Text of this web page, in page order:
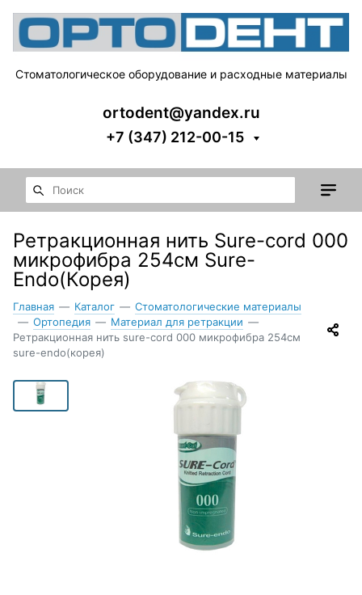
Стоматологическое оборудование и расходные материалы
ortodent@yandex.ru
+7 (347) 212-00-15
Ретракционная нить Sure-cord 000
микрофибра 254см Sure-
Endo(Корея)
Главная — Каталог — Стоматологические материалы
— Ортопедия — Материал для ретракции —
Ретракционная нить sure-cord 000 микрофибра 254см
sure-endo(корея)